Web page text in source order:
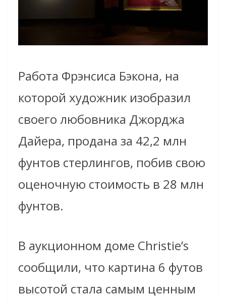
Работа Фрэнсиса Бэкона, на
которой художник изобразил
своего любовника Джорджа
Дайера, продана за 42,2 млн
фунтов стерлингов, побив свою
оценочную стоимость в 28 млн
фунтов.
В аукционном доме Christie’s
сообщили, что картина 6 футов
высотой стала самым ценным